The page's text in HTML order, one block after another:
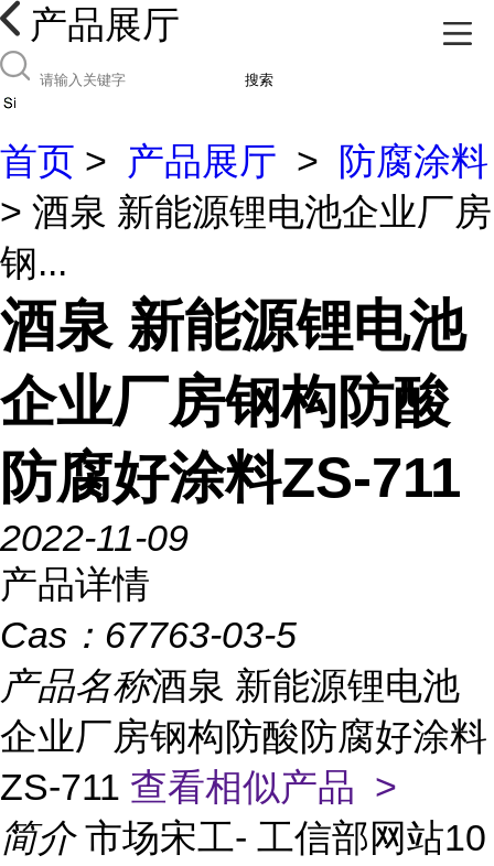
产品展厅
搜索
首页 > 产品展厅 >
防腐涂料
> 酒泉 新能源锂电池企业厂房
钢...
酒泉 新能源锂电池
企业厂房钢构防酸
防腐好涂料ZS-711
2022-11-09
产品详情
Cas： 67763-03-5
产品名称酒泉 新能源锂电池
企业厂房钢构防酸防腐好涂料
ZS-711 查看相似产品 >
简介 市场宋工- 工信部网站10